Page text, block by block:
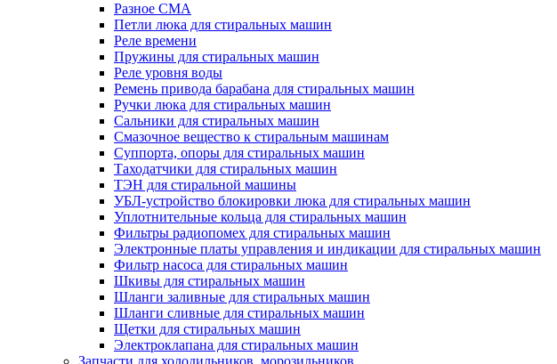
Разное СМА
Петли люка для стиральных машин
Реле времени
Пружины для стиральных машин
Реле уровня воды
Ремень привода барабана для стиральных машин
Ручки люка для стиральных машин
Сальники для стиральных машин
Смазочное вещество к стиральным машинам
Суппорта, опоры для стиральных машин
Таходатчики для стиральных машин
ТЭН для стиральной машины
УБЛ-устройство блокировки люка для стиральных машин
Уплотнительные кольца для стиральных машин
Фильтры радиопомех для стиральных машин
Электронные платы управления и индикации для стиральных машин
Фильтр насоса для стиральных машин
Шкивы для стиральных машин
Шланги заливные для стиральных машин
Шланги сливные для стиральных машин
Щетки для стиральных машин
Электроклапана для стиральных машин
Запчасти для холодильников, морозильников